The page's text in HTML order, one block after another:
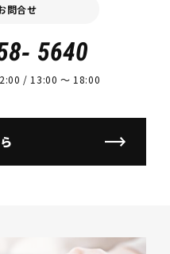
問合せ
5640
/ 13:00 〜 18:00